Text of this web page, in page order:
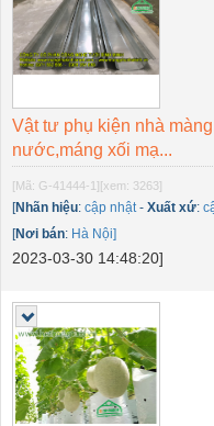
Vật tư phụ kiện nhà
nước,máng xối mạ...
[Mã: G-41444-1][xem: 3263]
[Nhãn hiệu: cập nhật- Xuất xứ:
[Nơi bán: Hà Nội]
2023-03-30 14:48:20]